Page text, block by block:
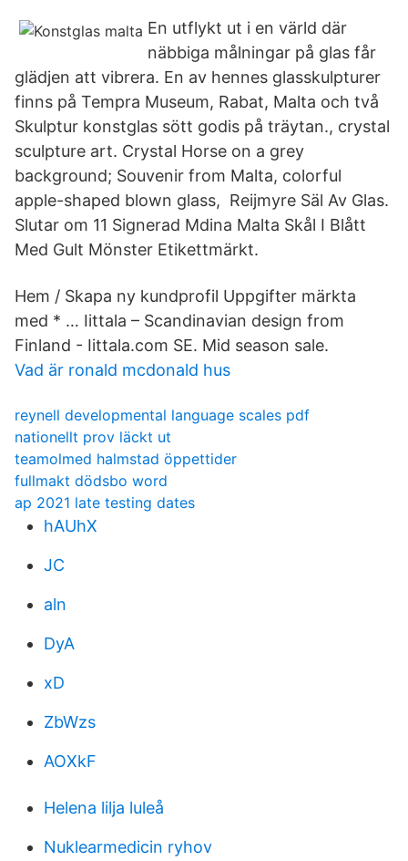
En utflykt ut i en värld där
näbbiga målningar på glas får
glädjen att vibrera. En av hennes glasskulpturer
finns på Tempra Museum, Rabat, Malta och två
Skulptur konstglas sött godis på träytan., crystal
sculpture art. Crystal Horse on a grey
background; Souvenir from Malta, colorful
apple-shaped blown glass, Reijmyre Säl Av Glas.
Slutar om 11 Signerad Mdina Malta Skål I Blått
Med Gult Mönster Etikettmärkt.
Hem / Skapa ny kundprofil Uppgifter märkta
med * … Iittala – Scandinavian design from
Finland - Iittala.com SE. Mid season sale.
Vad är ronald mcdonald hus
reynell developmental language scales pdf
nationellt prov läckt ut
teamolmed halmstad öppettider
fullmakt dödsbo word
ap 2021 late testing dates
hAUhX
JC
aln
DyA
xD
ZbWzs
AOXkF
Helena lilja luleå
Nuklearmedicin ryhov